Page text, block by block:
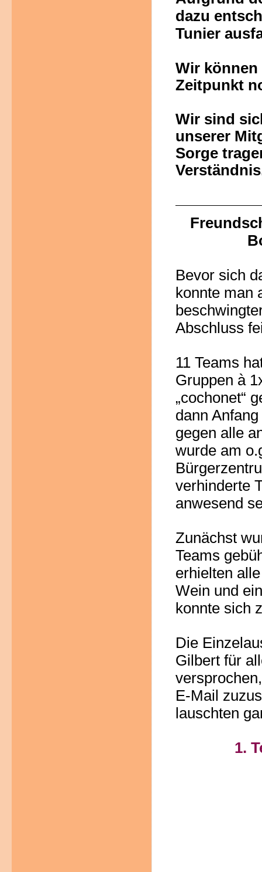
dazu
Tunier
Wir
Zeitpunkt
Wir sind
unserer
Sorge
Bevor sich
konnte man
Abschluss
11 Teams
Gruppen à
„cochonet“
dann
gegen alle
wurde am
verhinderte
anwesend
Zunächst
Teams
erhielten
Wein und
konnte sich
Die
Gilbert für
E-Mail
lauschten
1.